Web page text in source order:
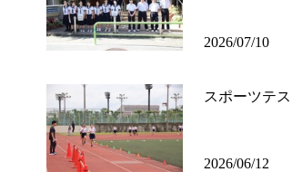
2026/07/10
スポーツテ
2026/06/12